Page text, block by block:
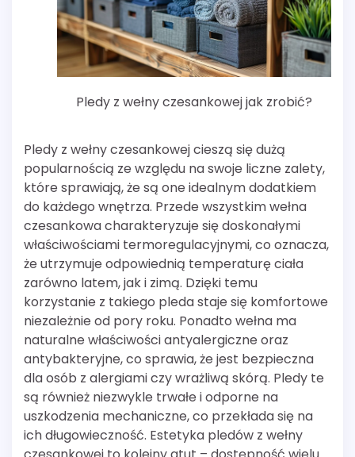
Pledy z wełny czesankowej jak zrobić?
Pledy z wełny czesankowej cieszą się dużą
popularnością ze względu na swoje liczne zalety,
które sprawiają, że są one idealnym dodatkiem
do każdego wnętrza. Przede wszystkim wełna
czesankowa charakteryzuje się doskonałymi
właściwościami termoregulacyjnymi, co oznacza,
że utrzymuje odpowiednią temperaturę ciała
zarówno latem, jak i zimą. Dzięki temu
korzystanie z takiego pleda staje się komfortowe
niezależnie od pory roku. Ponadto wełna ma
naturalne właściwości antyalergiczne oraz
antybakteryjne, co sprawia, że jest bezpieczna
dla osób z alergiami czy wrażliwą skórą. Pledy te
są również niezwykle trwałe i odporne na
uszkodzenia mechaniczne, co przekłada się na
ich długowieczność. Estetyka pledów z wełny